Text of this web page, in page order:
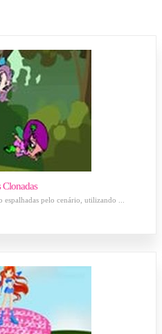
Clonadas
espalhadas pelo cenário, utilizando ...